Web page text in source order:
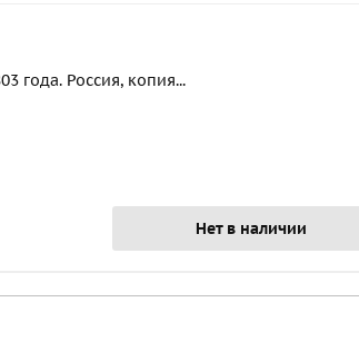
года. Россия, копия...
Нет в наличии